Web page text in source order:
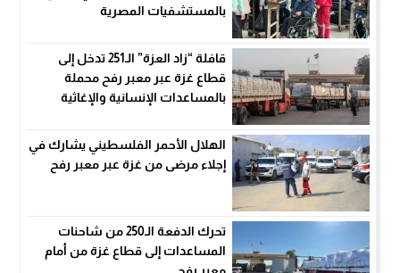
بالمستشفيات المصرية
قافلة “زاد العزة” الـ251 تدخل إلى
قطاع غزة عبر معبر رفح محملة
بالمساعدات الإنسانية والإغاثية
الهلال الأحمر الفلسطيني يشارك في
إجلاء مرضى من غزة عبر معبر رفح
تحرك الدفعة الـ250 من شاحنات
المساعدات إلى قطاع غزة من أمام